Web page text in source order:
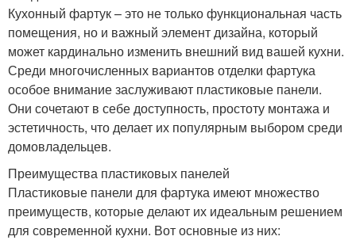
Кухонный фартук – это не только функциональная часть
помещения, но и важный элемент дизайна, который
может кардинально изменить внешний вид вашей кухни.
Среди многочисленных вариантов отделки фартука
особое внимание заслуживают пластиковые панели.
Они сочетают в себе доступность, простоту монтажа и
эстетичность, что делает их популярным выбором среди
домовладельцев.
Преимущества пластиковых панелей
Пластиковые панели для фартука имеют множество
преимуществ, которые делают их идеальным решением
для современной кухни. Вот основные из них: